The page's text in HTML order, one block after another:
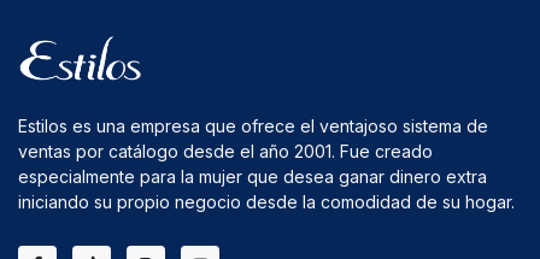
Estilos es una empresa que ofrece el ventajoso sistema de
ventas por catálogo desde el año 2001. Fue creado
especialmente para la mujer que desea ganar dinero extra
iniciando su propio negocio desde la comodidad de su hogar.